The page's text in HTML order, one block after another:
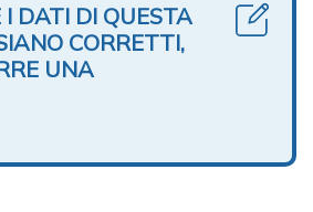
I DATI DI QUESTA
CORRETTI,
UNA